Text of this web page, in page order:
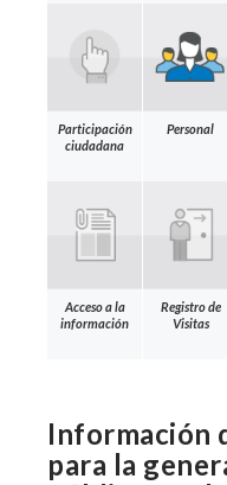
Participación
ciudadana
Personal
Acceso a la
información
Registro de
Visitas
Información
para la